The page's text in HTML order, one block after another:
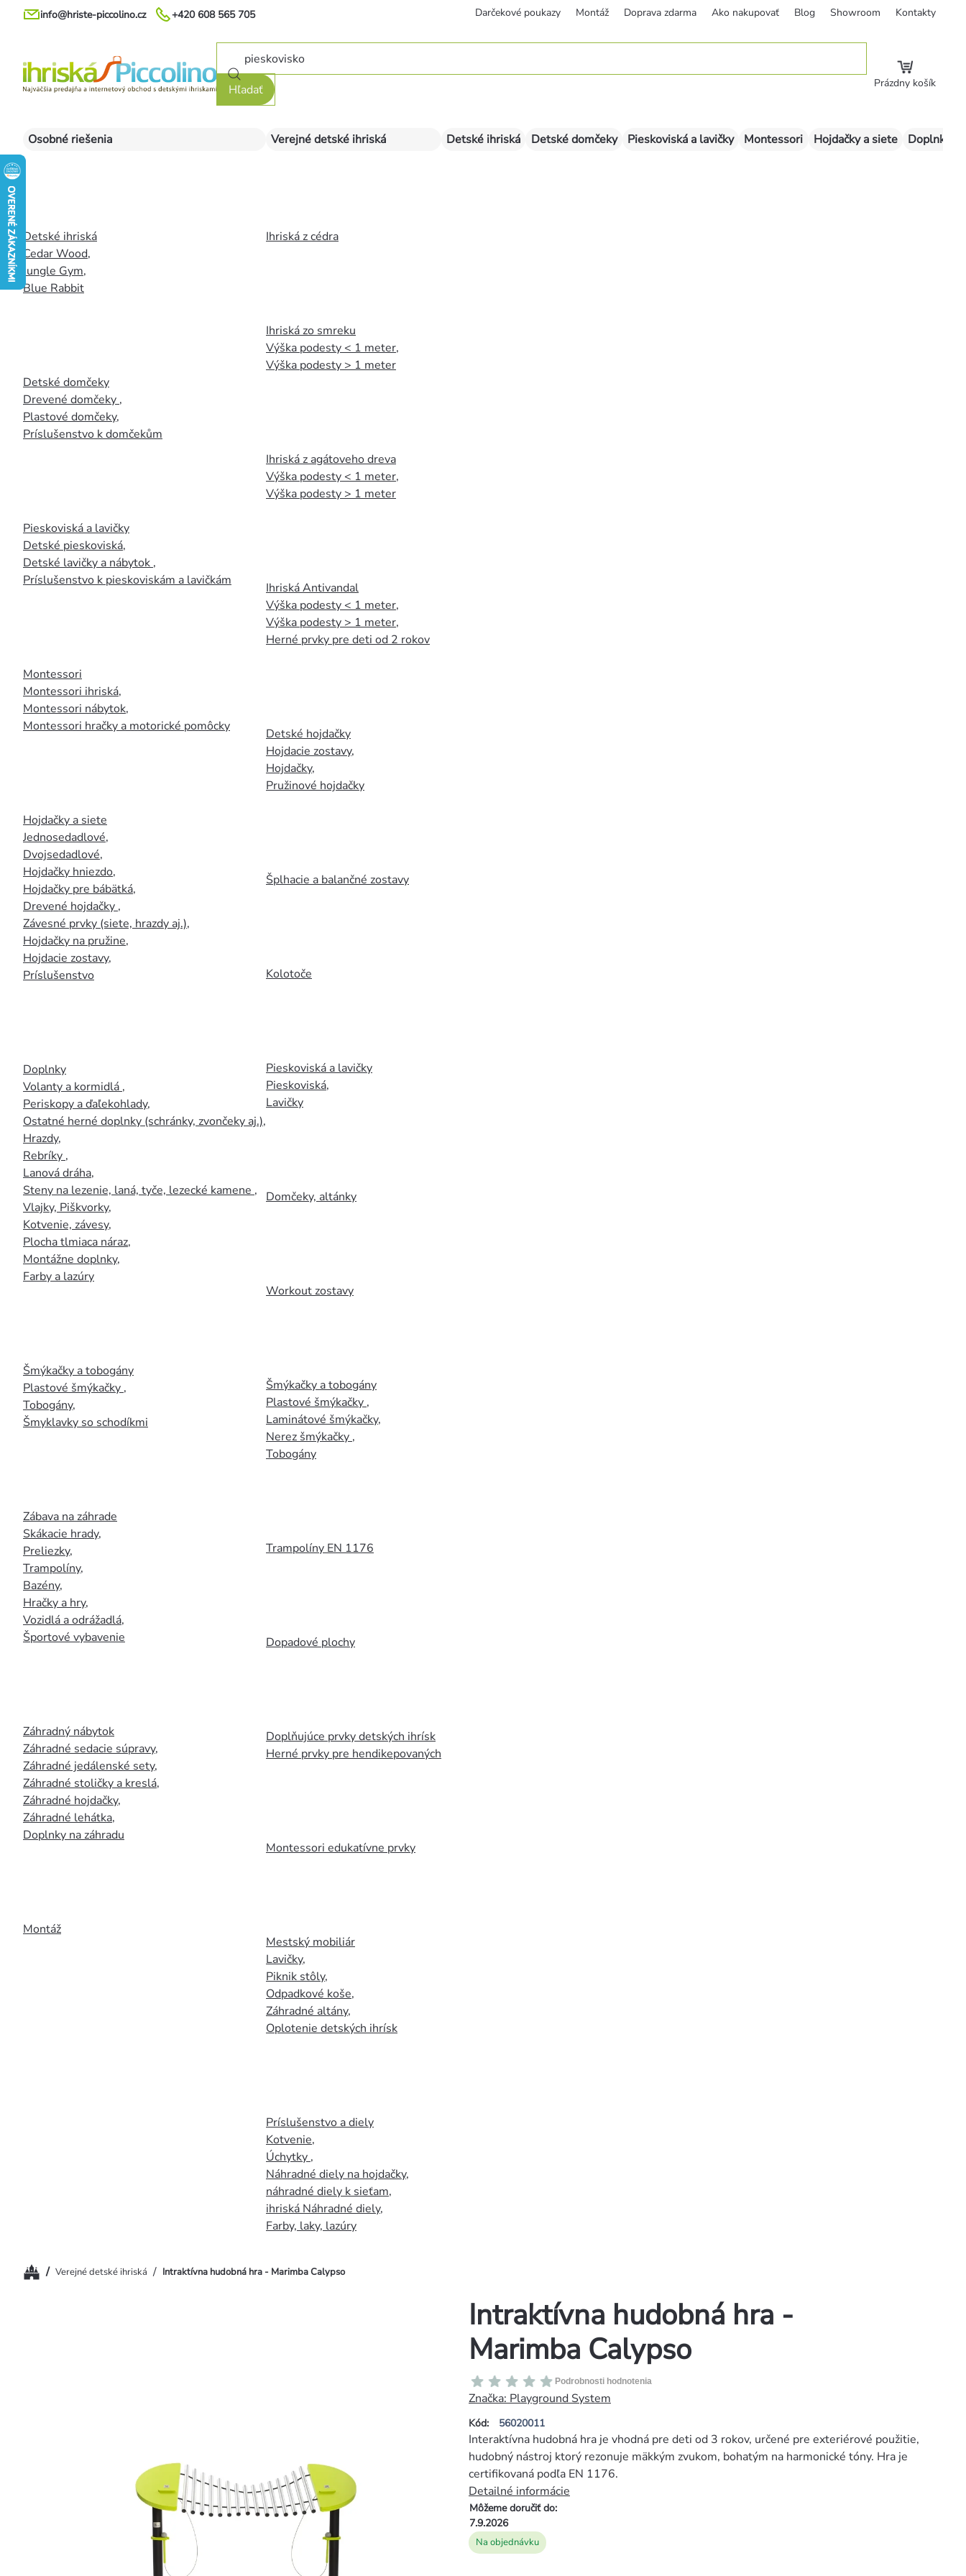
Prejsť
+420 608 565 705
info@hriste-piccolino.cz Darčekové poukazy Montáž Doprava zdarma Ako nakupovať Blog Showroom Kontakty
Hľadať Prázdny košík
Osobné riešenia
Detské ihriská
Cedar Wood,
Jungle Gym,
Blue Rabbit
Detské domčeky
Drevené domčeky ,
Plastové domčeky,
Príslušenstvo k domčekům
Pieskoviská a lavičky
Detské pieskoviská,
Detské lavičky a nábytok ,
Príslušenstvo k pieskoviskám a lavičkám
Montessori
Montessori ihriská,
Montessori nábytok,
Montessori hračky a motorické pomôcky
Hojdačky a siete
Jednosedadlové,
Dvojsedadlové,
Hojdačky hniezdo,
Hojdačky pre bábätká,
Drevené hojdačky ,
Závesné prvky (siete, hrazdy aj.),
Hojdačky na pružine,
Hojdacie zostavy,
Príslušenstvo
Doplnky
Volanty a kormidlá ,
Periskopy a ďaľekohlady,
Ostatné herné doplnky (schránky, zvončeky aj.),
Hrazdy,
Rebríky ,
Lanová dráha,
Steny na lezenie, laná, tyče, lezecké kamene ,
Vlajky, Piškvorky,
Kotvenie, závesy,
Plocha tlmiaca náraz,
Montážne doplnky,
Farby a lazúry
Šmýkačky a tobogány
Plastové šmýkačky ,
Tobogány,
Šmyklavky so schodíkmi
Zábava na záhrade
Skákacie hrady,
Preliezky,
Trampolíny,
Bazény,
Hračky a hry,
Vozidlá a odrážadlá,
Športové vybavenie
Záhradný nábytok
Záhradné sedacie súpravy,
Záhradné jedálenské sety,
Záhradné stoličky a kreslá,
Záhradné hojdačky,
Záhradné lehátka,
Doplnky na záhradu
Montáž
Verejné detské ihriská
Ihriská z cédra
Ihriská zo smreku
Výška podesty < 1 meter,
Výška podesty > 1 meter
Ihriská z agátoveho dreva
Výška podesty < 1 meter,
Výška podesty > 1 meter
Ihriská Antivandal
Výška podesty < 1 meter,
Výška podesty > 1 meter,
Herné prvky pre deti od 2 rokov
Detské hojdačky
Hojdacie zostavy,
Hojdačky,
Pružinové hojdačky
Šplhacie a balančné zostavy
Kolotoče
Pieskoviská a lavičky
Pieskoviská,
Lavičky
Domčeky, altánky
Workout zostavy
Šmýkačky a tobogány
Plastové šmýkačky ,
Laminátové šmýkačky,
Nerez šmýkačky ,
Tobogány
Trampolíny EN 1176
Dopadové plochy
Doplňujúce prvky detských ihrísk
Herné prvky pre hendikepovaných
Montessori edukatívne prvky
Mestský mobiliár
Lavičky,
Piknik stôly,
Odpadkové koše,
Záhradné altány,
Oplotenie detských ihrísk
Príslušenstvo a diely
Kotvenie,
Úchytky ,
Náhradné diely na hojdačky,
náhradné diely k sieťam,
ihriská Náhradné diely,
Farby, laky, lazúry
Detské ihriská Detské domčeky Pieskoviská a lavičky Montessori Hojdačky a siete Doplnky
Domov
/ Verejné detské ihriská / Intraktívna hudobná hra - Marimba Calypso
Intraktívna hudobná hra -
Marimba Calypso
Kód: 56020011
Priemerné
hodnotenie
produktu
je
0,0
5
hviezdičiek.
Podrobnosti hodnotenia
Značka: Playground System
Na objednávku
Môžeme doručiť do:
7.9.2026
Interaktívna hudobná hra je vhodná pre deti od 3 rokov, určené pre exteriérové použitie,
hudobný nástroj ktorý rezonuje mäkkým zvukom, bohatým na harmonické tóny. Hra je
certifikovaná podľa EN 1176.
Detailné informácie